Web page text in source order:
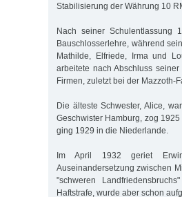
Stabilisierung der Währung 10
Nach seiner Schulentlassung
Bauschlosserlehre, während
Mathilde, Elfriede, Irma und
arbeitete nach Abschluss
Firmen, zuletzt bei der Mazzoth-
Die älteste Schwester, Alice,
Geschwister Hamburg, zog
ging 1929 in die Niederlande.
Im April 1932 geriet
Auseinandersetzung zwischen
"schweren
Haftstrafe, wurde aber schon